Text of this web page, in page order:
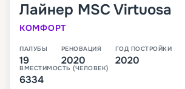
Лайнер MSC Virtuosa
КОМФОРТ
ПАЛУБЫ
19
РЕНОВАЦИЯ
2020
ГОД ПОСТРОЙКИ
2020
ВМЕСТИМОСТЬ (ЧЕЛОВЕК)
6334